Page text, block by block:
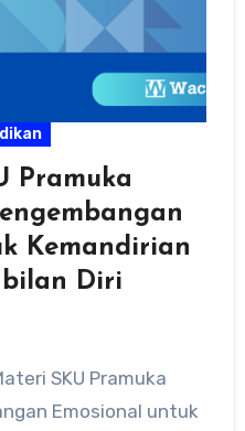
Pramuka
Kemandirian
Diri
SKU Pramuka
Emosional untuk